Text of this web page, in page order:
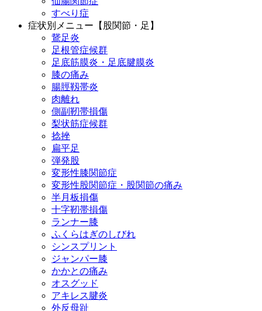
すべり症
症状別メニュー【股関節・足】
鵞足炎
足根管症候群
足底筋膜炎・足底腱膜炎
膝の痛み
腸脛靱帯炎
肉離れ
側副靭帯損傷
梨状筋症候群
捻挫
扁平足
弾発股
変形性膝関節症
変形性股関節症・股関節の痛み
半月板損傷
十字靭帯損傷
ランナー膝
ふくらはぎのしびれ
シンスプリント
ジャンパー膝
かかとの痛み
オスグッド
アキレス腱炎
外反母趾